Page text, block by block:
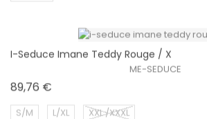
EXCLUSIVITÉ WEB !
I-Seduce Imane Teddy Rouge / X
ME-SEDUCE
89,76 €
S/M L/XL XXL /XXXL